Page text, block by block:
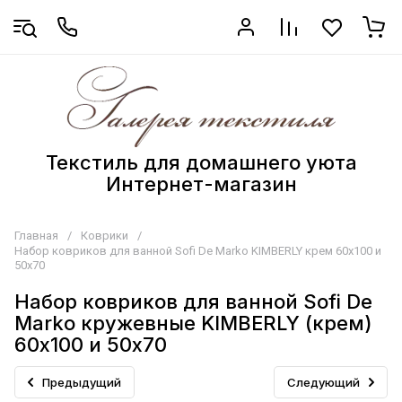
Текстиль для домашнего уюта
Интернет-магазин
Главная / Коврики
/
Набор ковриков для ванной Sofi De Marko KIMBERLY крем 60х100 и
50х70
Набор ковриков для ванной Sofi De
Marko кружевные KIMBERLY (крем)
60х100 и 50х70
Предыдущий Следующий